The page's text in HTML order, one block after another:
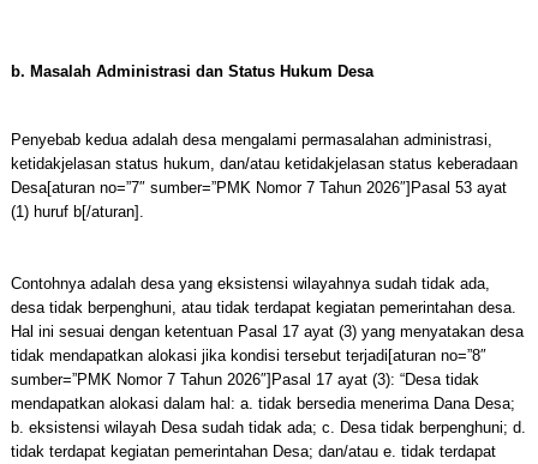
b. Masalah Administrasi dan Status Hukum Desa
Penyebab kedua adalah desa mengalami permasalahan administrasi,
ketidakjelasan status hukum, dan/atau ketidakjelasan status keberadaan
Desa[aturan no=”7″ sumber=”PMK Nomor 7 Tahun 2026″]Pasal 53 ayat
(1) huruf b[/aturan].
Contohnya adalah desa yang eksistensi wilayahnya sudah tidak ada,
desa tidak berpenghuni, atau tidak terdapat kegiatan pemerintahan desa.
Hal ini sesuai dengan ketentuan Pasal 17 ayat (3) yang menyatakan desa
tidak mendapatkan alokasi jika kondisi tersebut terjadi[aturan no=”8″
sumber=”PMK Nomor 7 Tahun 2026″]Pasal 17 ayat (3): “Desa tidak
mendapatkan alokasi dalam hal: a. tidak bersedia menerima Dana Desa;
b. eksistensi wilayah Desa sudah tidak ada; c. Desa tidak berpenghuni; d.
tidak terdapat kegiatan pemerintahan Desa; dan/atau e. tidak terdapat